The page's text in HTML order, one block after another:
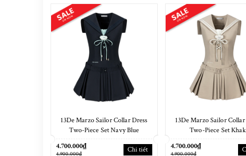
13De Marzo Sailor Collar Dress
Two-Piece Set Navy Blue
4.700.000₫
4.900.000₫ Chi tiết
13De Marzo Sailor Collar
Two-Piece Set
4.700.000₫
4.900.000₫